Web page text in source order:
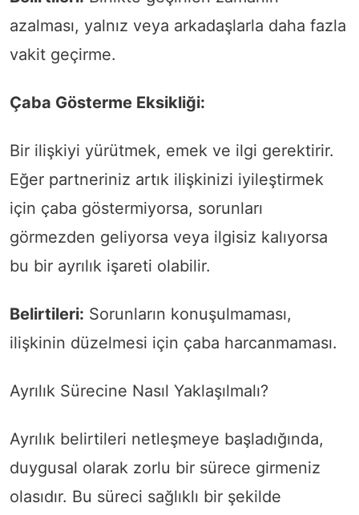
azalması, yalnız veya arkadaşlarla daha fazla
vakit geçirme.
Çaba Gösterme Eksikliği:
Bir ilişkiyi yürütmek, emek ve ilgi gerektirir.
Eğer partneriniz artık ilişkinizi iyileştirmek
için çaba göstermiyorsa, sorunları
görmezden geliyorsa veya ilgisiz kalıyorsa
bu bir ayrılık işareti olabilir.
Belirtileri: Sorunların konuşulmaması,
ilişkinin düzelmesi için çaba harcanmaması.
Ayrılık Sürecine Nasıl Yaklaşılmalı?
Ayrılık belirtileri netleşmeye başladığında,
duygusal olarak zorlu bir sürece girmeniz
olasıdır. Bu süreci sağlıklı bir şekilde